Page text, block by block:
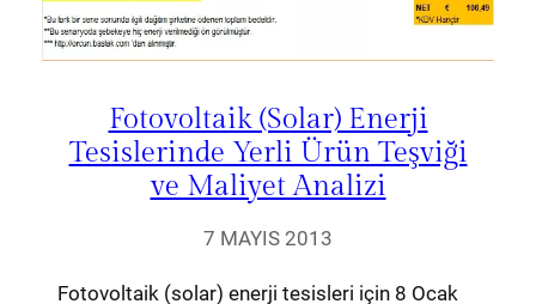
Fotovoltaik (Solar) Enerji
Tesislerinde Yerli Ürün Teşviği
ve Maliyet Analizi
7 MAYIS 2013
Fotovoltaik (solar) enerji tesisleri için 8 Ocak